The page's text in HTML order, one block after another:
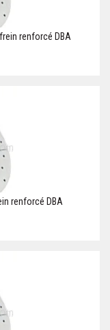
renforcé DBA
renforcé DBA